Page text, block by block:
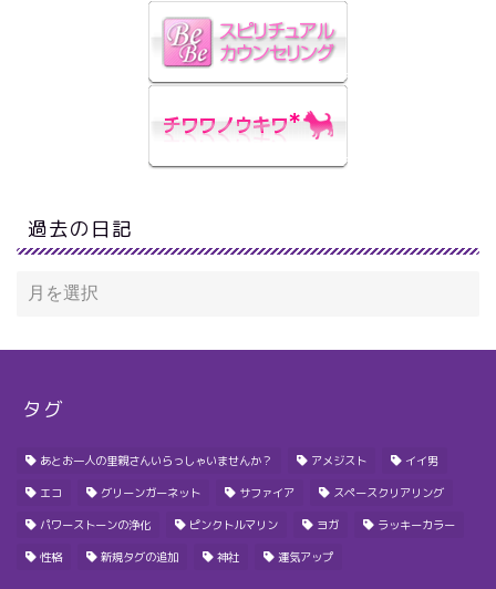
過去の日記
タグ
あとお一人の里親さんいらっしゃいませんか？ アメジスト イイ男
エコ グリーンガーネット サファイア スペースクリアリング
パワーストーンの浄化 ピンクトルマリン ヨガ ラッキーカラー
性格 新規タグの追加 神社 運気アップ